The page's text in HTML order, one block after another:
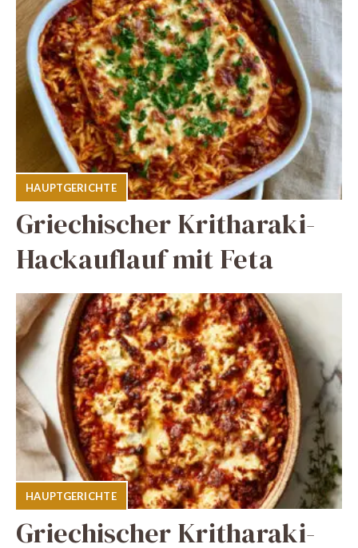
HAUPTGERICHTE
Griechischer Kritharaki-
Hackauflauf mit Feta
HAUPTGERICHTE
Griechischer Kritharaki-